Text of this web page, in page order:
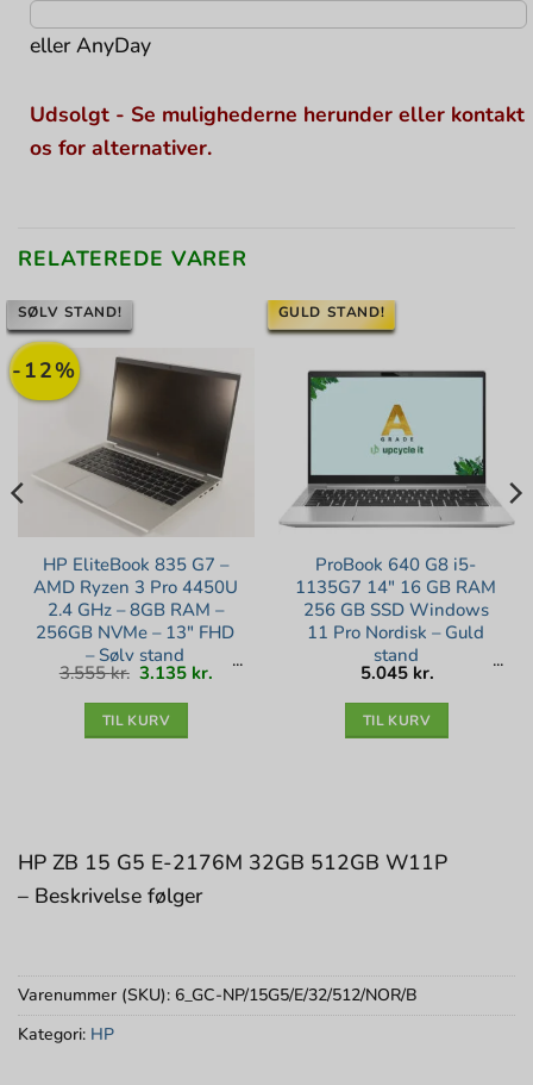
ellerAnyDay
Udsolgt - Se mulighederne herunder eller kontakt
os for alternativer.
RELATEREDE VARER
-12%
SØLV STAND!
HP EliteBook 835 G7 –
AMD Ryzen 3 Pro 4450U
2.4 GHz – 8GB RAM –
256GB NVMe – 13″ FHD
– Sølv stand
3.555kr. Den
oprindelige
pris
3.135 kr. Den
TIL KURV
GULD STAND!
ProBook 640 G8 i5-
1135G7 14″ 16 GB RAM
256 GB SSD Windows
11 Pro Nordisk – Guld
stand
5.045 kr.
TIL KURV
HP ZB 15 G5 E-2176M 32GB 512GB W11P
– Beskrivelse følger
Varenummer (SKU): 6_GC-NP/15G5/E/32/512/NOR/B
Kategori: HP